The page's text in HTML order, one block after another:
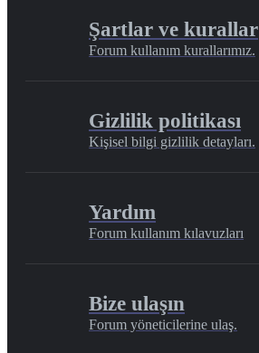
Şartlar ve kurallar
Forum kullanım kurallarımız.
Gizlilik politikası
Kişisel bilgi gizlilik detayları.
Yardım
Forum kullanım kılavuzları
Bize ulaşın
Forum yöneticilerine ulaş.